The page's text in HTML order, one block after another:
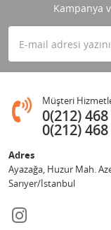
Kampanya
Müşteri
0(212)
0(212)
Adres
Ayazağa, Huzur Mah.
Sarıyer/İstanbul